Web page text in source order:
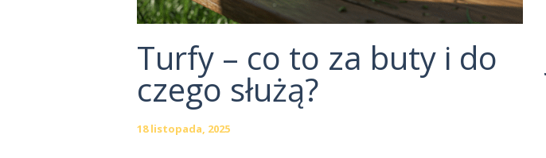
Turfy – co to za buty i do
czego służą?
18 listopada, 2025